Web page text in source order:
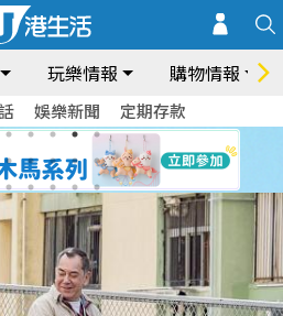
玩樂情報 購物情報
娛樂新聞 定期存款